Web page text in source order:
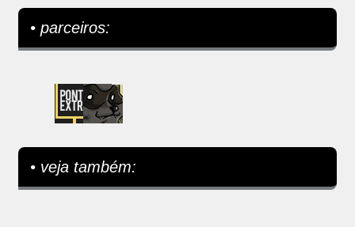
• parceiros:
• veja também: